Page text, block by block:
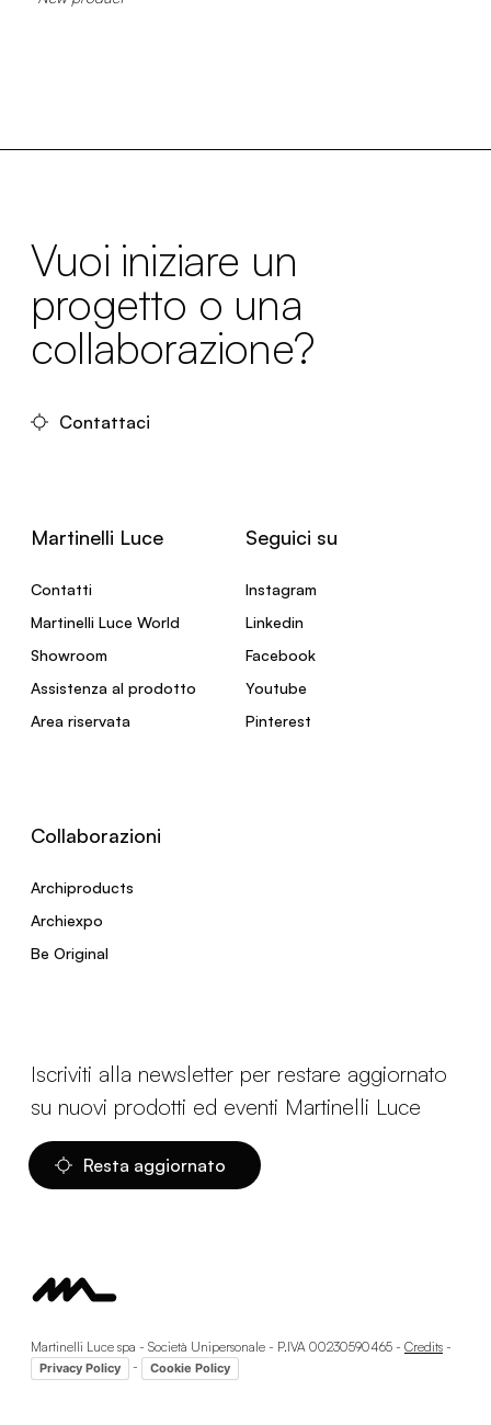
Vuoi iniziare un
progetto o una
collaborazione?
Contattaci
Martinelli Luce
Contatti
Martinelli Luce World
Showroom
Assistenza al prodotto
Area riservata
Seguici su
Instagram
Linkedin
Facebook
Youtube
Pinterest
Collaborazioni
Archiproducts
Archiexpo
Be Original
Iscriviti alla newsletter per restare aggiornato
su nuovi prodotti ed eventi Martinelli Luce
Resta aggiornato
Martinelli Luce spa - Società Unipersonale - P.IVA 00230590465 - Credits -
Privacy Policy - Cookie Policy